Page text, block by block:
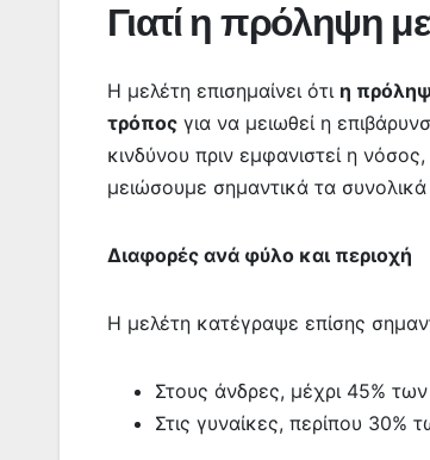
Γιατί η πρόληψη
Η μελέτη επισημαίνει ότι η
τρόπος για να μειωθεί η
κινδύνου πριν εμφανιστεί η νόσος,
μειώσουμε σημαντικά τα
Διαφορές ανά φύλο και περιοχή
Η μελέτη κατέγραψε επίσης
Στους άνδρες, μέχρι 45%
Στις γυναίκες, περίπου